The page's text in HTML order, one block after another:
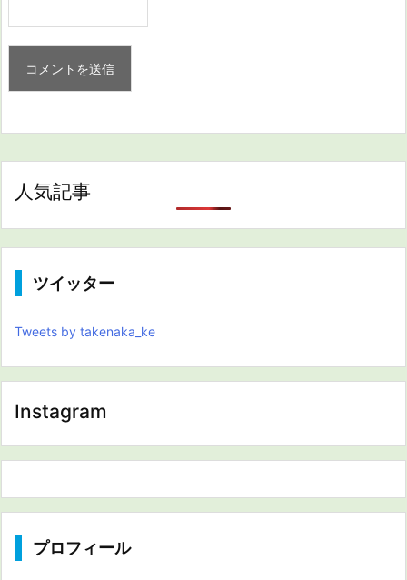
人気記事
ツイッター
Tweets by takenaka_ke
Instagram
プロフィール